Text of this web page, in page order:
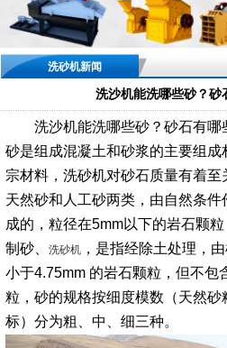
洗砂机新闻
洗沙机能洗哪些砂？砂
洗沙机能洗哪些砂？砂石有哪
砂是组成混凝土和砂浆的主要组
宗材料，洗砂机对砂石质量有着
天然砂和人工砂两类，由自然条
成的，粒径在5mm以下的岩石颗
制砂、
洗砂机 ，是指经除土处理，
小于4.75mm 的岩石颗粒，但不包
粒，砂的规格按细度模数（天然
标）分为粗、中、细三种。